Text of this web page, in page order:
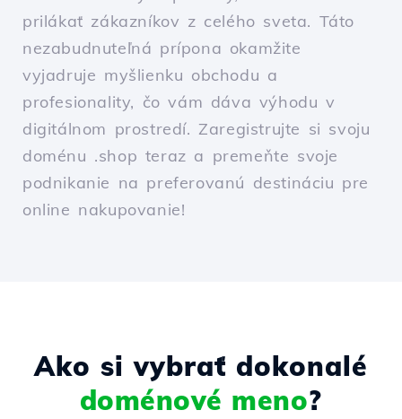
prilákať zákazníkov z celého sveta. Táto
nezabudnuteľná prípona okamžite
vyjadruje myšlienku obchodu a
profesionality, čo vám dáva výhodu v
digitálnom prostredí. Zaregistrujte si svoju
doménu .shop teraz a premeňte svoje
podnikanie na preferovanú destináciu pre
online nakupovanie!
Ako si vybrať dokonalé
doménové meno?